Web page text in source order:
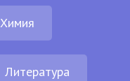
Химия
Литература